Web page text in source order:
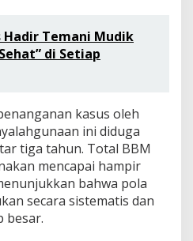
Hadir Temani Mudik
di Setiap
kasus oleh
ini diduga
tiga tahun. Total BBM
mencapai hampir
bahwa pola
secara sistematis dan
besar.